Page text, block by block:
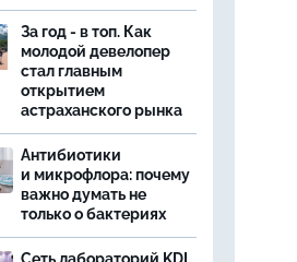
За год - в топ. Как
молодой девелопер
стал главным
открытием
астраханского рынка
Антибиотики
и микрофлора: почему
важно думать не
только о бактериях